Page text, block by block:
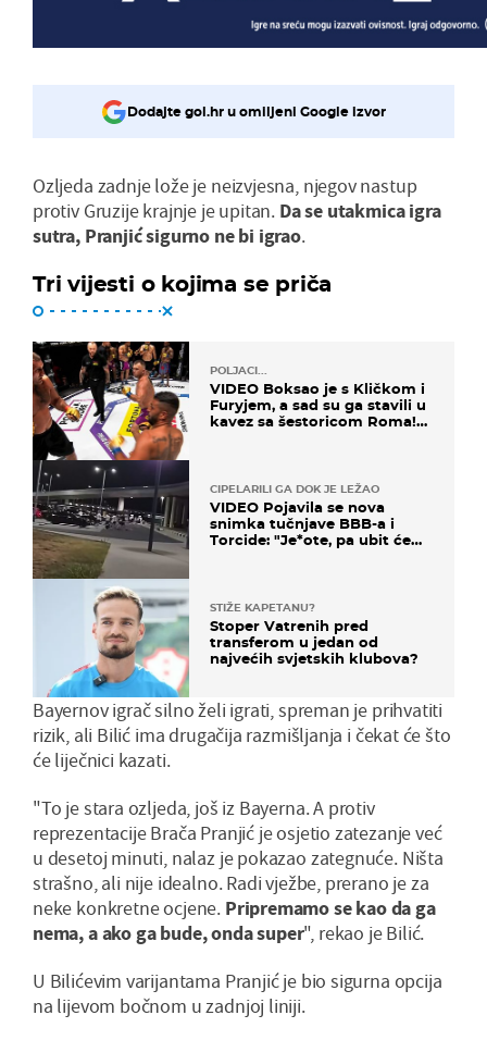
Dodajte gol.hr u omiljeni Google izvor
Ozljeda zadnje lože je neizvjesna, njegov nastup
protiv Gruzije krajnje je upitan. Da se utakmica igra
sutra, Pranjić sigurno ne bi igrao.
Tri vijesti o kojima se priča
POLJACI...
VIDEO Boksao je s Kličkom i
Furyjem, a sad su ga stavili u
kavez sa šestoricom Roma!
CIPELARILI GA DOK JE LEŽAO
VIDEO Pojavila se nova
snimka tučnjave BBB-a i
Torcide: "Je*ote, pa ubit će
STIŽE KAPETANU?
Stoper Vatrenih pred
transferom u jedan od
najvećih svjetskih klubova?
Bayernov igrač silno želi igrati, spreman je prihvatiti
rizik, ali Bilić ima drugačija razmišljanja i čekat će što
će liječnici kazati.
"To je stara ozljeda, još iz Bayerna. A protiv
reprezentacije Brača Pranjić je osjetio zatezanje već
u desetoj minuti, nalaz je pokazao zategnuće. Ništa
strašno, ali nije idealno. Radi vježbe, prerano je za
neke konkretne ocjene. Pripremamo se kao da ga
nema, a ako ga bude, onda super", rekao je Bilić.
U Bilićevim varijantama Pranjić je bio sigurna opcija
na lijevom bočnom u zadnjoj liniji.